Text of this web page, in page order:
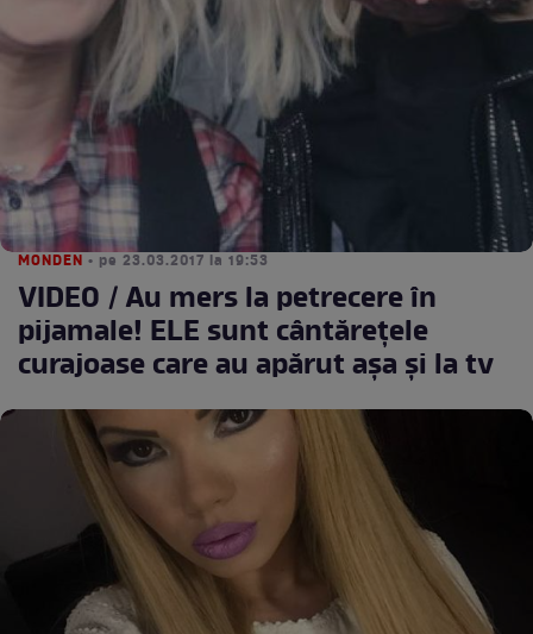
MONDEN • pe 23.03.2017 la 19:53
VIDEO / Au mers la petrecere în
pijamale! ELE sunt cântăreţele
curajoase care au apărut aşa şi la tv